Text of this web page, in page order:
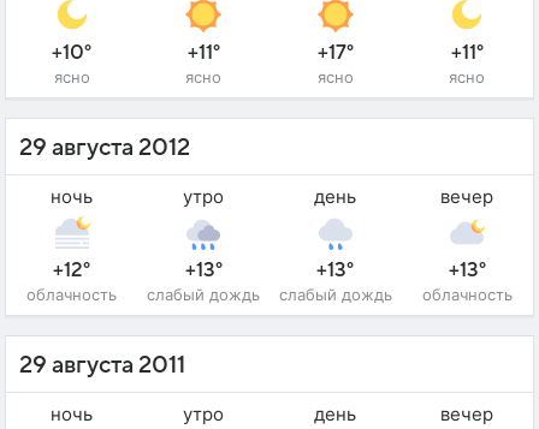
+10°
ясно
+11°
ясно
+17°
ясно
+11°
ясно
29 августа 2012
ночь
+12°
облачность
утро
+13°
слабый дождь
день
+13°
слабый дождь
вечер
+13°
облачность
29 августа 2011
ночь утро день вечер